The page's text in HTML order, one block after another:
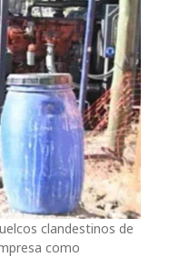
clandestinos de
como